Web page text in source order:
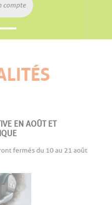
compte
EN AOÛT ET
fermés du 10 au 21 août